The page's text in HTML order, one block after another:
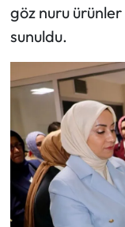
göz nuru
sunuldu.